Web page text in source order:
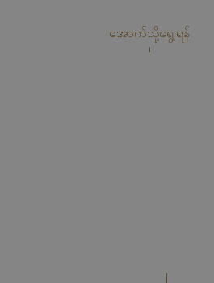
အောက်သို့ရွေ့ရန်